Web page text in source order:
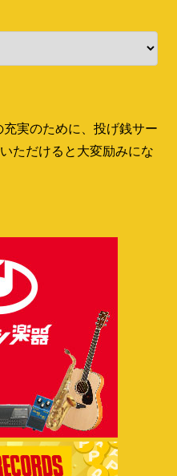
実のために、投げ銭サー
ただけると大変励みにな